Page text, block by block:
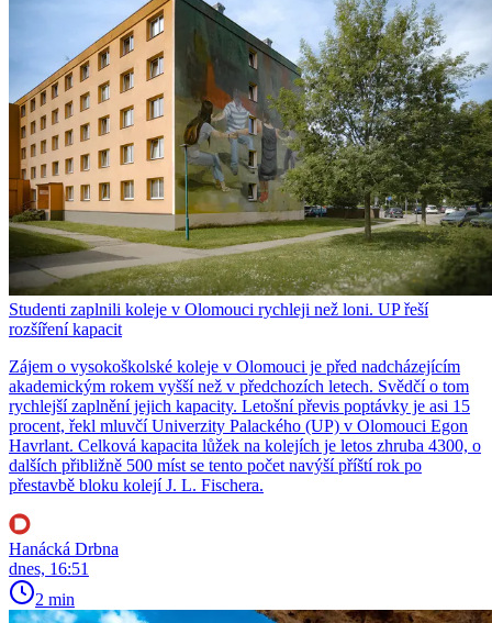
Studenti zaplnili koleje v Olomouci rychleji než loni. UP řeší
rozšíření kapacit
Zájem o vysokoškolské koleje v Olomouci je před nadcházejícím
akademickým rokem vyšší než v předchozích letech. Svědčí o tom
rychlejší zaplnění jejich kapacity. Letošní převis poptávky je asi 15
procent, řekl mluvčí Univerzity Palackého (UP) v Olomouci Egon
Havrlant. Celková kapacita lůžek na kolejích je letos zhruba 4300, o
dalších přibližně 500 míst se tento počet navýší příští rok po
přestavbě bloku kolejí J. L. Fischera.
Hanácká Drbna
dnes, 16:51
2 min